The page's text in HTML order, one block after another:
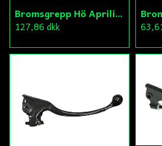
Bromsgrepp Hö Aprilia/Derbi
127,86 dkk